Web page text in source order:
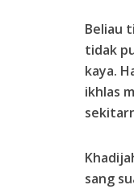
Beliau
tidak
kaya.
ikhlas
sang